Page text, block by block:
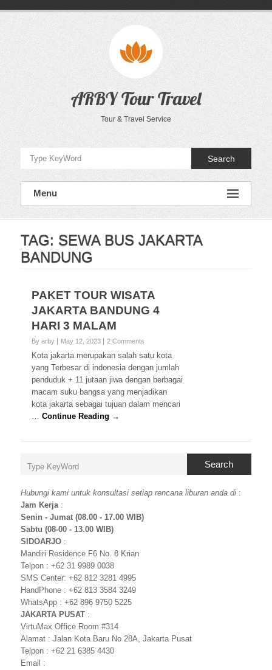
ARBY Tour Travel
Tour & Travel Service
Search
Menu
TAG: SEWA BUS JAKARTA
BANDUNG
PAKET TOUR WISATA
JAKARTA BANDUNG 4
HARI 3 MALAM
By arby May 12, 2023 2 Comments
Kota jakarta merupakan salah satu kota
yang Terbesar di indonesia dengan jumlah
penduduk + 11 jutaan jiwa dengan berbagai
macam suku bangsa yang menjadikan
kota jakarta sebagai tujuan dalam mencari
…Continue Reading →
Search
Hubungi kami untuk konsultasi setiap rencana liburan anda di :
Jam Kerja:
Senin - Jumat (08.00 - 17.00 WIB)
Sabtu (08-00 - 13.00 WIB)
SIDOARJO :
Mandiri Residence F6 No. 8 Krian
Telpon : +62 31 9989 0038
SMS Center: +62 812 3281 4995
HandPhone : +62 813 3584 3249
WhatsApp : +62 896 9750 5225
JAKARTA PUSAT :
VirtuMax Office Room #314
Alamat : Jalan Kota Baru No 28A, Jakarta Pusat
Telpon : +62 21 6385 4430
Email :